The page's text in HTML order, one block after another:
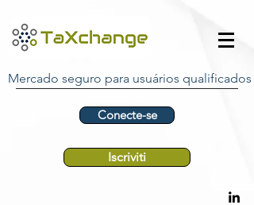
Mercado seguro para usuários qualificados
Conecte-se
Iscriviti